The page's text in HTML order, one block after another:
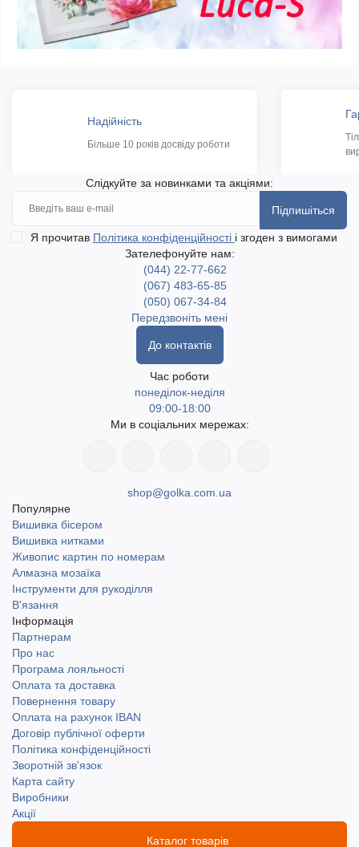
Надійність
Більше 10 років досвіду роботи
Слідкуйте за новинками та акціями:
Підпишіться
Я прочитав Політика конфіденційності і згоден з вимогами
Зателефонуйте нам:
(044) 22-77-662
(067) 483-65-85
(050) 067-34-84
Передзвоніть мені
До контактів
Час роботи
понеділок-неділя
09:00-18:00
Ми в соціальних мережах:
shop@golka.com.ua
Популярне
Вишивка бісером
Вишивка нитками
Живопис картин по номерам
Алмазна мозаїка
Інструменти для рукоділля
В'язання
Інформація
Партнерам
Про нас
Програма лояльності
Оплата та доставка
Повернення товару
Оплата на рахунок IBAN
Договір публічної оферти
Політика конфіденційності
Зворотній зв'язок
Карта сайту
Виробники
Акції
Каталог товарів